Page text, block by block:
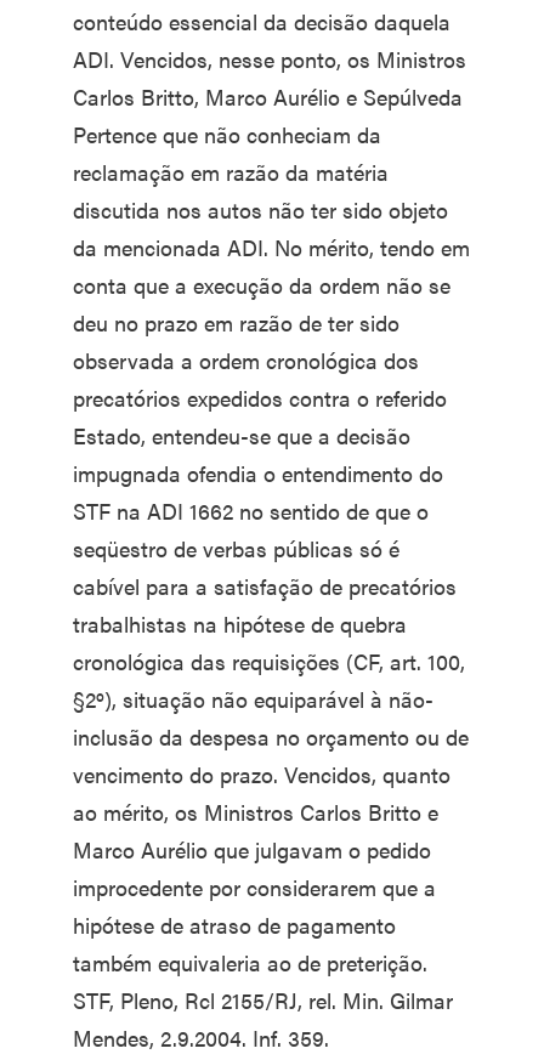
conteúdo essencial da decisão daquela
ADI. Vencidos, nesse ponto, os Ministros
Carlos Britto, Marco Aurélio e Sepúlveda
Pertence que não conheciam da
reclamação em razão da matéria
discutida nos autos não ter sido objeto
da mencionada ADI. No mérito, tendo em
conta que a execução da ordem não se
deu no prazo em razão de ter sido
observada a ordem cronológica dos
precatórios expedidos contra o referido
Estado, entendeu-se que a decisão
impugnada ofendia o entendimento do
STF na ADI 1662 no sentido de que o
seqüestro de verbas públicas só é
cabível para a satisfação de precatórios
trabalhistas na hipótese de quebra
cronológica das requisições (CF, art. 100,
§2º), situação não equiparável à não-
inclusão da despesa no orçamento ou de
vencimento do prazo. Vencidos, quanto
ao mérito, os Ministros Carlos Britto e
Marco Aurélio que julgavam o pedido
improcedente por considerarem que a
hipótese de atraso de pagamento
também equivaleria ao de preterição.
STF, Pleno, Rcl 2155/RJ, rel. Min. Gilmar
Mendes, 2.9.2004. Inf. 359.